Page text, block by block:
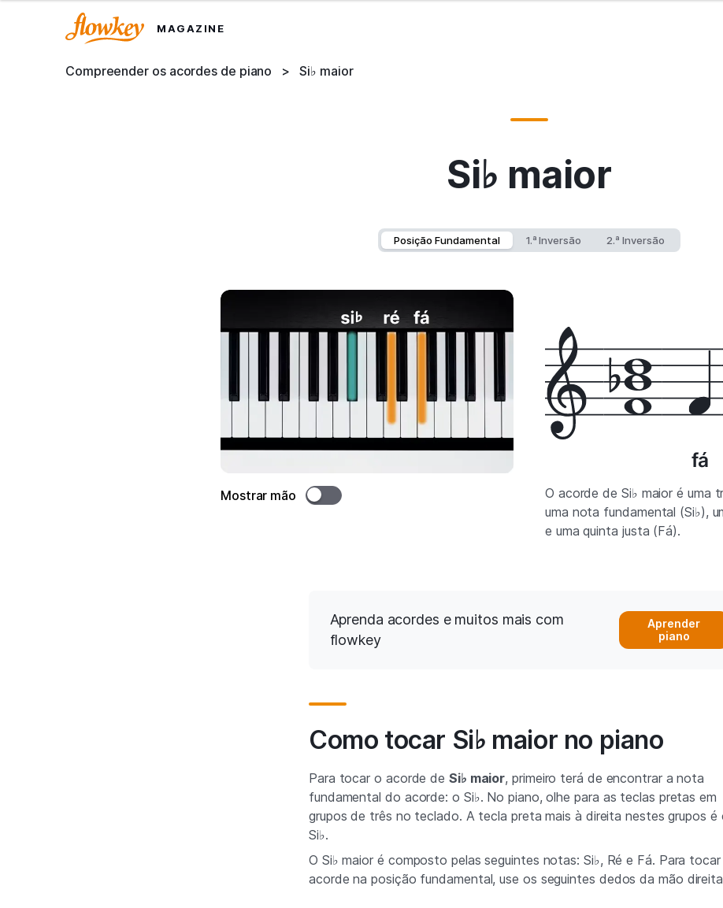
MAGAZINE
Compreender os acordes de piano > Si♭ maior
Si♭ maior
Posição Fundamental 1.ª Inversão 2.ª Inversão
Mostrar mão
O acorde de Si♭ maior é uma
uma nota fundamental (Si♭),
e uma quinta justa (Fá).
Aprenda acordes e muitos mais com
flowkey
Aprender
piano
Como tocar Si♭ maior no piano
Para tocar o acorde de Si♭ maior, primeiro terá de encontrar a nota
fundamental do acorde: o Si♭. No piano, olhe para as teclas pretas em
grupos de três no teclado. A tecla preta mais à direita nestes grupos é
Si♭.
O Si♭ maior é composto pelas seguintes notas: Si♭, Ré e Fá. Para
acorde na posição fundamental, use os seguintes dedos da mão